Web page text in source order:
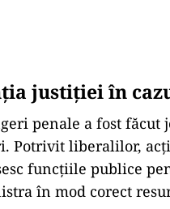
justiției în
penale a fost făcut
Potrivit liberalilor,
funcțiile publice
în mod corect